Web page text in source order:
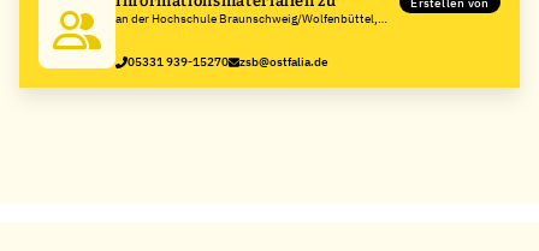
an der Hochschule Braunschweig/Wolfenbüttel,
05331 939-15270 zsb@ostfalia.de